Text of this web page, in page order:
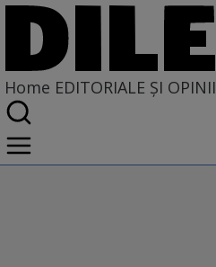
Home EDITORIALE ȘI OPINII